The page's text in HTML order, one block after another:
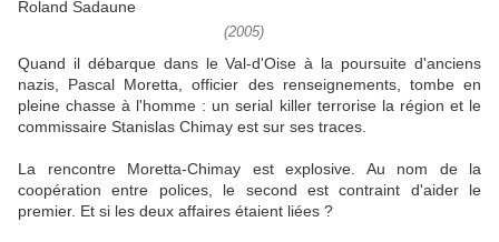
(2005)
Quand il débarque dans le Val-d'Oise à la poursuite d'anciens
nazis, Pascal Moretta, officier des renseignements, tombe en
pleine chasse à l'homme : un serial killer terrorise la région et le
commissaire Stanislas Chimay est sur ses traces.
La rencontre Moretta-Chimay est explosive. Au nom de la
coopération entre polices, le second est contraint d'aider le
premier. Et si les deux affaires étaient liées ?